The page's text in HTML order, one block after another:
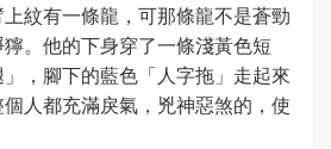
紋有一條龍，可那條龍不是蒼勁
。他的下身穿了一條淺黃色短
，腳下的藍色「人字拖」走起來
人都充滿戾氣，兇神惡煞的，使